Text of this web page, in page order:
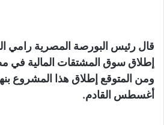
قال رئيس البورصة المصرية رامي
إطلاق سوق المشتقات المالية في
ومن المتوقع إطلاق هذا المشروع
أغسطس القادم.